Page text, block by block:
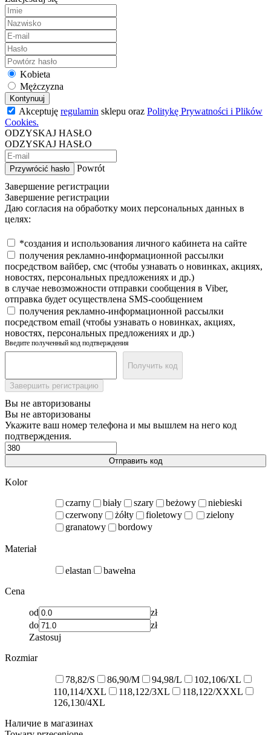
Kobieta
Mężczyzna
Kontynuuj
Akceptuję regulamin sklepu oraz Politykę Prywatności i Plików
Cookies.
ODZYSKAJ HASŁO
ODZYSKAJ HASŁO
Przywrócić hasło
Powrót
Завершение регистрации
Завершение регистрации
Даю согласия на обработку моих персональных данных в
целях:
*создания и использования личного кабинета на сайте
получения рекламно-информационной рассылки
посредством вайбер, смс (чтобы узнавать о новинках, акциях,
новостях, персональных предложениях и др.)
в случае невозможности отправки сообщения в Viber,
отправка будет осуществлена SMS-сообщением
получения рекламно-информационной рассылки
посредством email (чтобы узнавать о новинках, акциях,
новостях, персональных предложениях и др.)
Введите полученный код подтверждения
Получить код
Завершить регистрацию
Вы не авторизованы
Вы не авторизованы
Укажите ваш номер телефона и мы вышлем на него код
подтверждения.
Отправить код
Kolor
czarny
biały szary beżowy
niebieski
czerwony
żółty fioletowy
zielony
granatowy
bordowy
Materiał
elastan
bawełna
Cena
od
zł
do
zł
Zastosuj
Rozmiar
78,82/S 86,90/M 94,98/L
102,106/XL
110,114/XXL
118,122/3XL
118,122/XXXL
126,130/4XL
Наличие в магазинах